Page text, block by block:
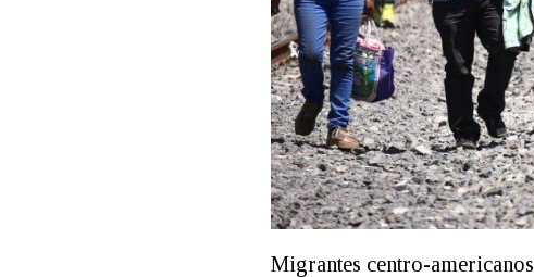
Migrantes centro-americanos